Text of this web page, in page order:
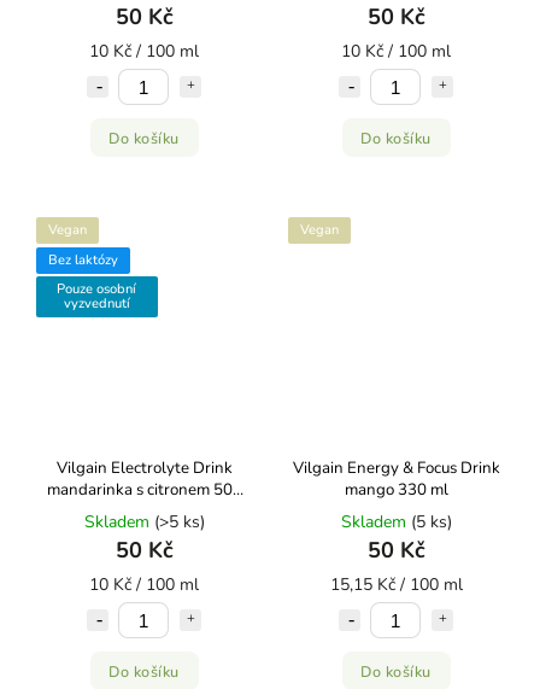
50 Kč
10 Kč / 100 ml
Do košíku
50 Kč
10 Kč / 100 ml
Do košíku
Vegan
Bez laktózy
Pouze osobní
vyzvednutí
Vilgain Electrolyte Drink
mandarinka s citronem 500
Skladem (>5 ks)
50 Kč
10 Kč / 100 ml
Do košíku
Vegan
Vilgain Energy & Focus Drink
mango 330 ml
Skladem (5 ks)
50 Kč
15,15 Kč / 100 ml
Do košíku